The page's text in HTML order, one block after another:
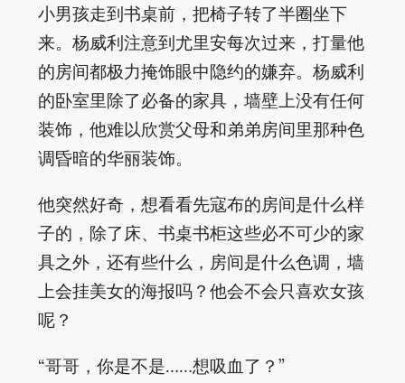
小男孩走到书桌前，把椅子转了半圈坐下
来。杨威利注意到尤里安每次过来，打量他
的房间都极力掩饰眼中隐约的嫌弃。杨威利
的卧室里除了必备的家具，墙壁上没有任何
装饰，他难以欣赏父母和弟弟房间里那种色
调昏暗的华丽装饰。
他突然好奇，想看看先寇布的房间是什么样
子的，除了床、书桌书柜这些必不可少的家
具之外，还有些什么，房间是什么色调，墙
上会挂美女的海报吗？他会不会只喜欢女孩
呢？
“哥哥，你是不是……想吸血了？”